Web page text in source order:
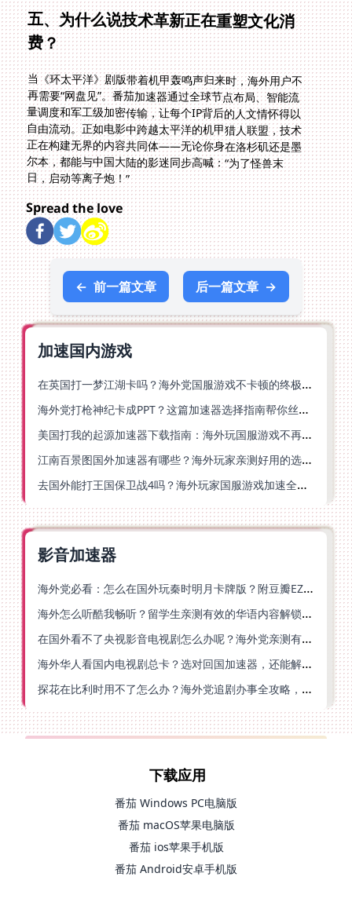
五、为什么说技术革新正在重塑文化消
费？
当《环太平洋》剧版带着机甲轰鸣声归来时，海外用户不
再需要“网盘见”。番茄加速器通过全球节点布局、智能流
量调度和军工级加密传输，让每个IP背后的人文情怀得以
自由流动。正如电影中跨越太平洋的机甲猎人联盟，技术
正在构建无界的内容共同体——无论你身在洛杉矶还是墨
尔本，都能与中国大陆的影迷同步高喊：“为了怪兽末
日，启动等离子炮！”
Spread the love
← 前一篇文章 后一篇文章 →
加速国内游戏
在英国打一梦江湖卡吗？海外党国服游戏不卡顿的终极解法
海外党打枪神纪卡成PPT？这篇加速器选择指南帮你丝滑上分
美国打我的起源加速器下载指南：海外玩国服游戏不再卡的终极方案
江南百景图国外加速器有哪些？海外玩家亲测好用的选择与避坑指南
去国外能打王国保卫战4吗？海外玩家国服游戏加速全攻略（附公主连结幻想江湖实测）
影音加速器
海外党必看：怎么在国外玩秦时明月卡牌版？附豆瓣EZCast地区限制破解法
海外怎么听酷我畅听？留学生亲测有效的华语内容解锁指南
在国外看不了央视影音电视剧怎么办呢？海外党亲测有效的回国加速方案
海外华人看国内电视剧总卡？选对回国加速器，还能解决菲律宾打不开反诈中心的问题
探花在比利时用不了怎么办？海外党追剧办事全攻略，选对加速器就够了
下载应用
番茄 Windows PC电脑版
番茄 macOS苹果电脑版
番茄 ios苹果手机版
番茄 Android安卓手机版